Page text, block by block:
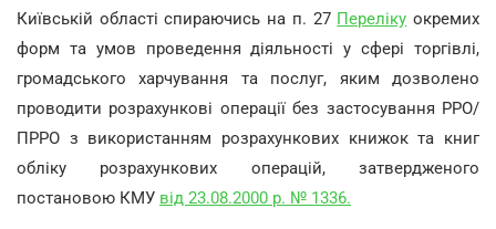
Київській області спираючись на п. 27 Переліку окремих
форм та умов проведення діяльності у сфері торгівлі,
громадського харчування та послуг, яким дозволено
проводити розрахункові операції без застосування РРО/
ПРРО з використанням розрахункових книжок та книг
обліку розрахункових операцій, затвердженого
постановою КМУ від 23.08.2000 р. № 1336.